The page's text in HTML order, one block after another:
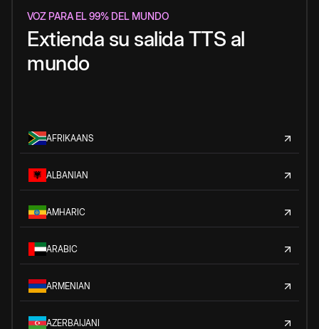
VOZ PARA EL 99% DEL MUNDO
Extienda su salida TTS al
mundo
AFRIKAANS
ALBANIAN
AMHARIC
ARABIC
ARMENIAN
AZERBAIJANI